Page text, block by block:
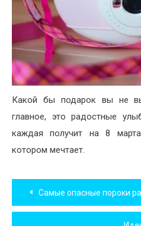
Какой бы подарок вы не
главное, это радостные
каждая получит на 8
котором мечтает.
Навигация
по
Самые опасные пороки